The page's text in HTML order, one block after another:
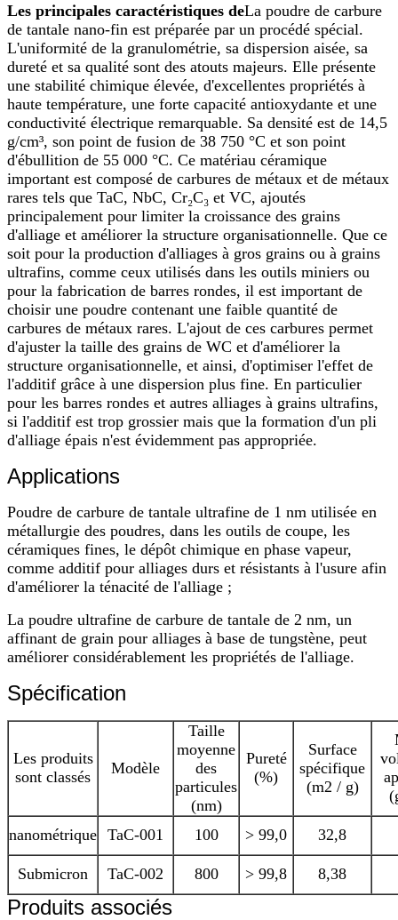
Les principales caractéristiques deLa poudre de carbure
de tantale nano-fin est préparée par un procédé spécial.
L'uniformité de la granulométrie, sa dispersion aisée, sa
dureté et sa qualité sont des atouts majeurs. Elle présente
une stabilité chimique élevée, d'excellentes propriétés à
haute température, une forte capacité antioxydante et une
conductivité électrique remarquable. Sa densité est de 14,5
g/cm³, son point de fusion de 38 750 °C et son point
d'ébullition de 55 000 °C. Ce matériau céramique
important est composé de carbures de métaux et de métaux
rares tels que TaC, NbC, Cr₂C₃ et VC, ajoutés
principalement pour limiter la croissance des grains
d'alliage et améliorer la structure organisationnelle. Que ce
soit pour la production d'alliages à gros grains ou à grains
ultrafins, comme ceux utilisés dans les outils miniers ou
pour la fabrication de barres rondes, il est important de
choisir une poudre contenant une faible quantité de
carbures de métaux rares. L'ajout de ces carbures permet
d'ajuster la taille des grains de WC et d'améliorer la
structure organisationnelle, et ainsi, d'optimiser l'effet de
l'additif grâce à une dispersion plus fine. En particulier
pour les barres rondes et autres alliages à grains ultrafins,
si l'additif est trop grossier mais que la formation d'un pli
d'alliage épais n'est évidemment pas appropriée.
Applications
Poudre de carbure de tantale ultrafine de 1 nm utilisée en
métallurgie des poudres, dans les outils de coupe, les
céramiques fines, le dépôt chimique en phase vapeur,
comme additif pour alliages durs et résistants à l'usure afin
d'améliorer la ténacité de l'alliage ;
La poudre ultrafine de carbure de tantale de 2 nm, un
affinant de grain pour alliages à base de tungstène, peut
améliorer considérablement les propriétés de l'alliage.
Spécification
Les produits
sont classés
Modèle
Taille
moyenne
des
particules
(nm)
Pureté
(%)
Surface
spécifique
(m2 / g)
nanométrique TaC-001 100 > 99,0 32,8
Submicron TaC-002 800 > 99,8 8,38
Produits associés